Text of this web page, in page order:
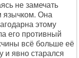
не замечать
язычком. Она
этому
его противный
всё больше её
и явно старался